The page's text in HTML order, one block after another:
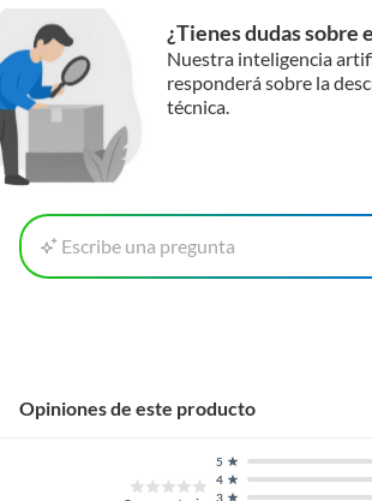
¿Tienes dudas sobre
Nuestra inteligencia
responderá sobre la
técnica.
Escribe una pregunta
Opiniones de este producto
3
4
5